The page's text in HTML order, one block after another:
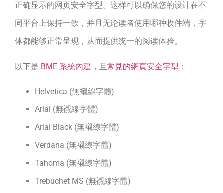
正确显示的网页安全字型。这样可以确保您的设计在不
同平台上保持一致，并且无论读者使用哪种收件端，字
体都能够正常呈现，从而提供统一的阅读体验。
以下是 BME 系統內建 ，且 常見的網頁安全字型 ：
Helvetica (無襯線字體)
Arial (無襯線字體)
Arial Black (無襯線字體)
Verdana (無襯線字體)
Tahoma (無襯線字體)
Trebuchet MS (無襯線字體)